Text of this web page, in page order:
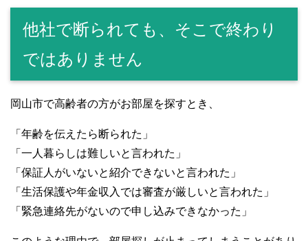
c
e
b
o
o
k
tt
er
e
ail C
h
m
bl
p
e
他社で断られても、そこで終わり
ではありません
岡山市で高齢者の方がお部屋を探すとき、
「年齢を伝えたら断られた」
「一人暮らしは難しいと言われた」
「保証人がいないと紹介できないと言われた」
「生活保護や年金収入では審査が厳しいと言われた」
「緊急連絡先がないので申し込みできなかった」